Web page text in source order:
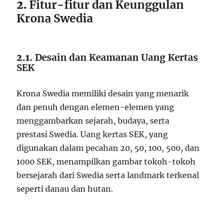
2.Fitur-fitur dan Keunggulan
Krona Swedia
2.1.Desain dan Keamanan Uang Kertas
SEK
Krona Swedia memiliki desain yang menarik
dan penuh dengan elemen-elemen yang
menggambarkan sejarah, budaya, serta
prestasi Swedia. Uang kertas SEK, yang
digunakan dalam pecahan 20, 50, 100, 500, dan
1000 SEK, menampilkan gambar tokoh-tokoh
bersejarah dari Swedia serta landmark terkenal
seperti danau dan hutan.